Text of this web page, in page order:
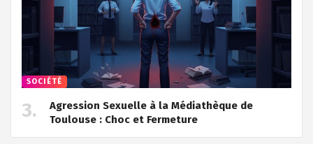
SOCIÉTÉ
Agression Sexuelle à la Médiathèque de
Toulouse : Choc et Fermeture